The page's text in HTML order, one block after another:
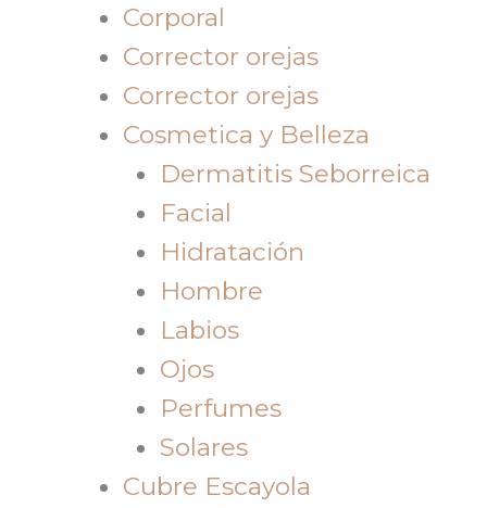
Corporal
Corrector orejas
Corrector orejas
Cosmetica y Belleza
Dermatitis Seborreica
Facial
Hidratación
Hombre
Labios
Ojos
Perfumes
Solares
Cubre Escayola